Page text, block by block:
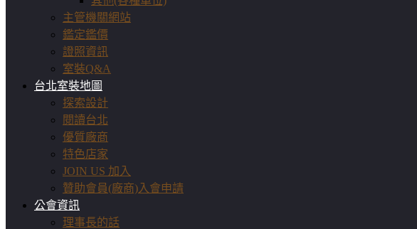
主管機關網站
鑑定鑑價
證照資訊
室裝Q&A
台北室裝地圖
探索設計
閱讀台北
優質廠商
特色店家
JOIN US 加入
贊助會員(廠商)入會申請
公會資訊
理事長的話